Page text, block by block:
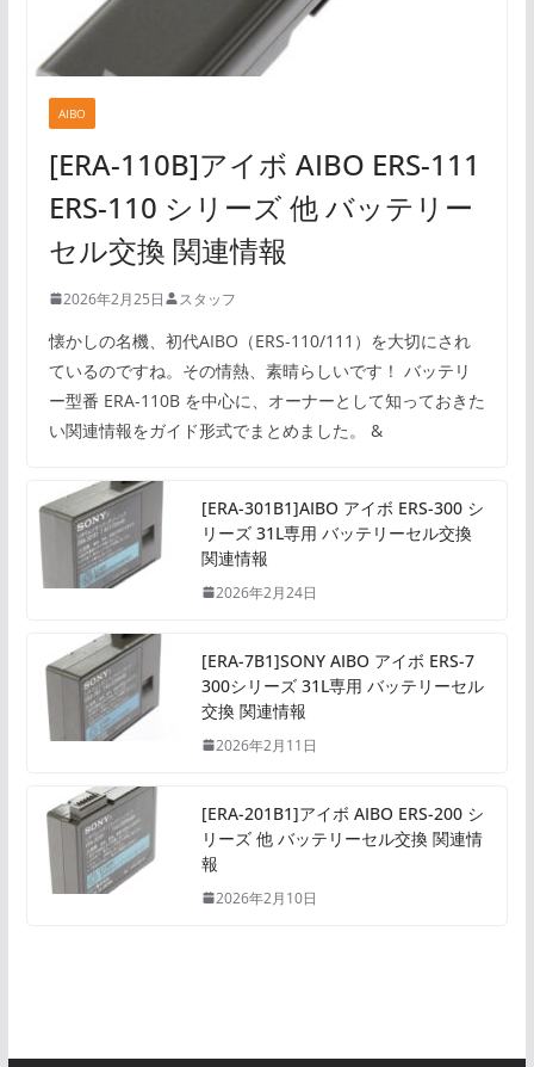
AIBO
[ERA-110B]アイボ AIBO ERS-111
ERS-110 シリーズ 他 バッテリー
セル交換 関連情報
2026年2月25日 スタッフ
懐かしの名機、初代AIBO（ERS-110/111）を大切にされ
ているのですね。その情熱、素晴らしいです！ バッテリ
ー型番 ERA-110B を中心に、オーナーとして知っておきた
い関連情報をガイド形式でまとめました。 &
[ERA-301B1]AIBO アイボ ERS-300 シ
リーズ 31L専用 バッテリーセル交換
関連情報
2026年2月24日
[ERA-7B1]SONY AIBO アイボ ERS-7
300シリーズ 31L専用 バッテリーセル
交換 関連情報
2026年2月11日
[ERA-201B1]アイボ AIBO ERS-200 シ
リーズ 他 バッテリーセル交換 関連情
報
2026年2月10日